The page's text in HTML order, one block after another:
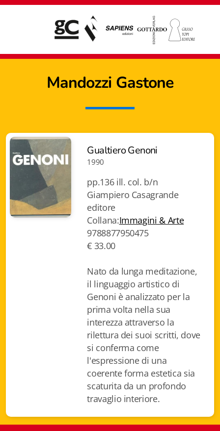
Mandozzi Gastone
Gualtiero Genoni
1990
pp.136 ill. col. b/n
Giampiero Casagrande
editore
Collana:Immagini & Arte
9788877950475
€ 33.00
Nato da lunga meditazione,
il linguaggio artistico di
Genoni è analizzato per la
prima volta nella sua
interezza attraverso la
rilettura dei suoi scritti, dove
si conferma come
l'espressione di una
coerente forma estetica sia
scaturita da un profondo
travaglio interiore.
Giampiero Casagrande editore
Biblioteca letteraria Nord-Sud
EJO- European Journalism Observatory
iQuaderni - fondazioneculturalecollinadoro